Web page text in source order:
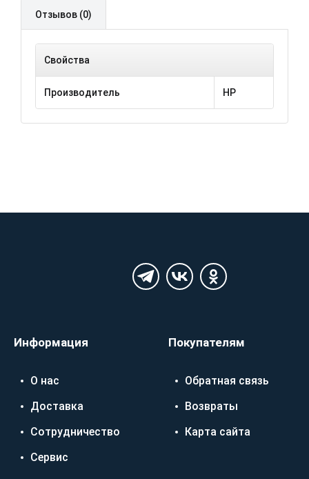
Отзывов (0)
Свойства
Производитель HP
Информация
О нас
Доставка
Сотрудничество
Сервис
Покупателям
Обратная связь
Возвраты
Карта сайта